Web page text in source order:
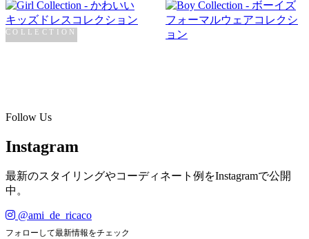
COLLECTION
Follow Us
Instagram
最新のスタイリングやコーディネート例をInstagramで公開
中。
@ami_de_ricaco
フォローして最新情報をチェック